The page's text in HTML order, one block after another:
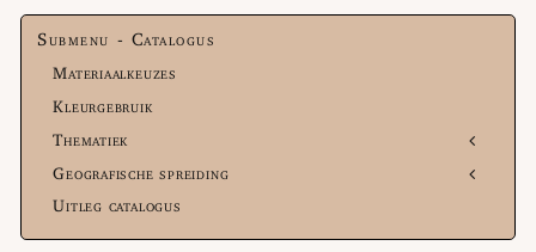
Submenu - Catalogus
Materiaalkeuzes
Kleurgebruik
Thematiek
Geografische spreiding
Uitleg catalogus